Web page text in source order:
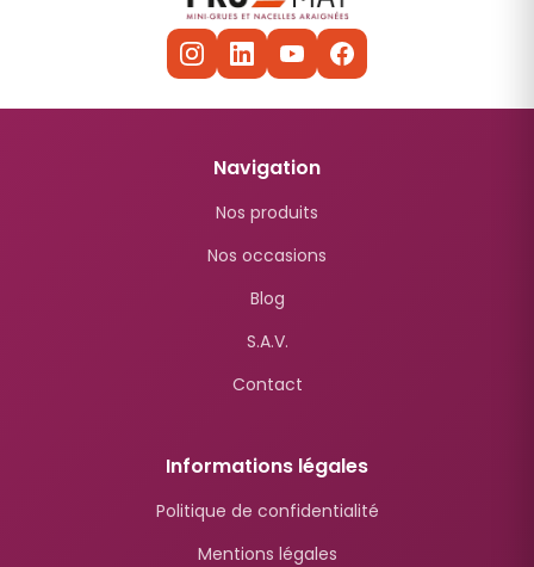
Navigation
Nos produits
Nos occasions
Blog
S.A.V.
Contact
Informations légales
Politique de confidentialité
Mentions légales